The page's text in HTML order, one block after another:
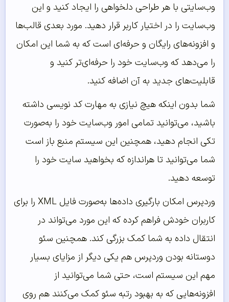
وب‌سایتی با هر طراحی دلخواهی را ایجاد کنید و این
وب‌سایت را در اختیار کاربر قرار دهید. مورد بعدی قالب‌ها
و افزونه‌های رایگان و حرفه‌ای است که به شما این امکان
را می‌دهد که وب‌سایت خود را حرفه‌ای‌تر کنید و
قابلیت‌های جدید به آن اضافه کنید.
شما بدون اینکه هیچ نیازی به مهارت کد نویسی داشته
باشید، می‌توانید تمامی امور وب‌سایت خود را به‌صورت
تکی انجام دهید، همچنین این سیستم منبع باز است
شما می‌توانید تا هراندازه که بخواهید سایت خود را
توسعه دهید.
وردپرس امکان بارگیری داده‌ها به‌صورت فایل XML را برای
کاربران خودش فراهم کرده که این مورد می‌تواند در
انتقال داده به شما کمک بزرگی کند. همچنین سئو
دوستانه بودن وردپرس هم یکی دیگر از مزایای بسیار
مهم این سیستم است، حتی شما می‌توانید از
افزونه‌هایی که به بهبود رتبه سئو کمک می‌کنند هم روی